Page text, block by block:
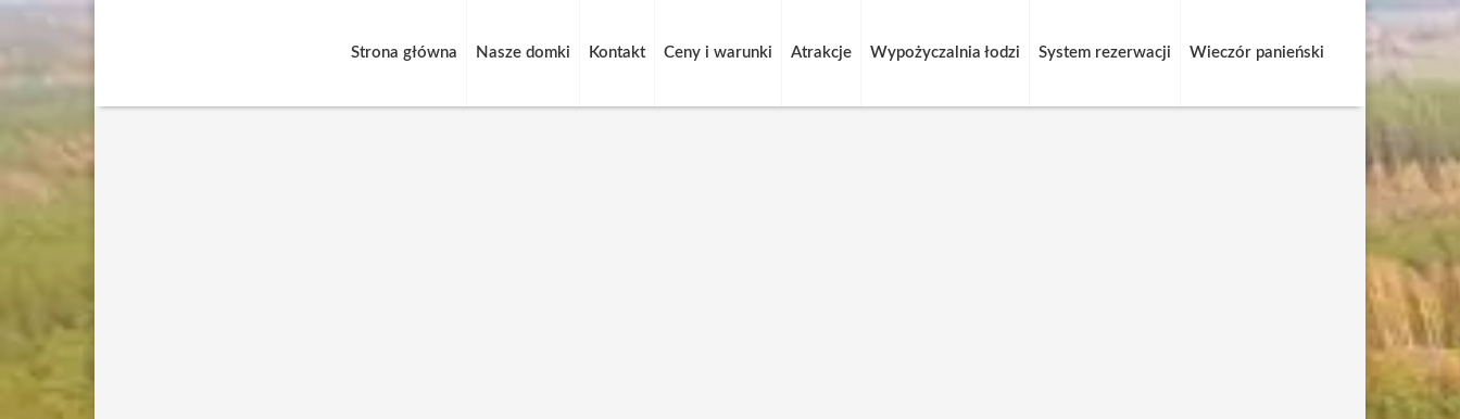
Strona główna Nasze domki Kontakt Ceny i warunki Atrakcje Wypożyczalnia łodzi System rezerwacji Wieczór panieński